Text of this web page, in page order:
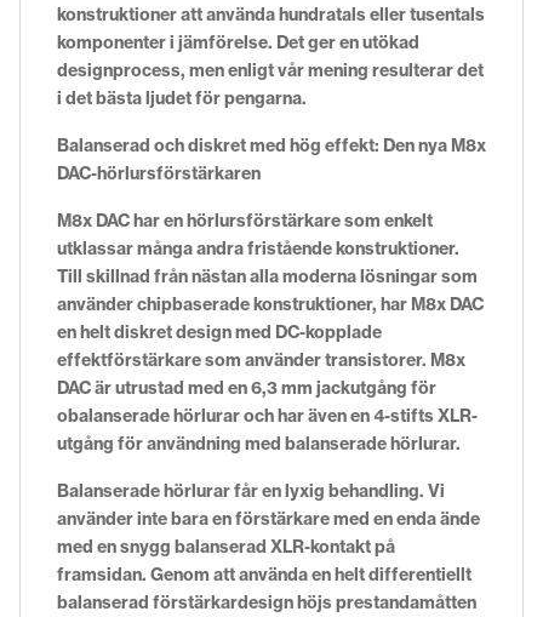
konstruktioner att använda hundratals eller tusentals
komponenter i jämförelse. Det ger en utökad
designprocess, men enligt vår mening resulterar det
i det bästa ljudet för pengarna.
Balanserad och diskret med hög effekt: Den nya M8x
DAC-hörlursförstärkaren
M8x DAC har en hörlursförstärkare som enkelt
utklassar många andra fristående konstruktioner.
Till skillnad från nästan alla moderna lösningar som
använder chipbaserade konstruktioner, har M8x DAC
en helt diskret design med DC-kopplade
effektförstärkare som använder transistorer. M8x
DAC är utrustad med en 6,3 mm jackutgång för
obalanserade hörlurar och har även en 4-stifts XLR-
utgång för användning med balanserade hörlurar.
Balanserade hörlurar får en lyxig behandling. Vi
använder inte bara en förstärkare med en enda ände
med en snygg balanserad XLR-kontakt på
framsidan. Genom att använda en helt differentiellt
balanserad förstärkardesign höjs prestandamåtten